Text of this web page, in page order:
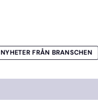
NYHETER FRÅN BRANSCHEN